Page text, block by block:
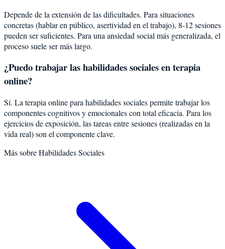
Depende de la extensión de las dificultades. Para situaciones
concretas (hablar en público, asertividad en el trabajo), 8-12 sesiones
pueden ser suficientes. Para una ansiedad social más generalizada, el
proceso suele ser más largo.
¿Puedo trabajar las habilidades sociales en terapia
online?
Sí. La terapia online para habilidades sociales permite trabajar los
componentes cognitivos y emocionales con total eficacia. Para los
ejercicios de exposición, las tareas entre sesiones (realizadas en la
vida real) son el componente clave.
Más sobreHabilidades Sociales